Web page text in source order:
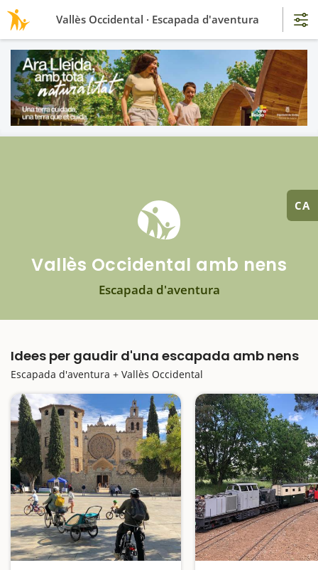
CA
Vallès Occidental amb nens
Escapada d'aventura
Idees per gaudir d'una escapada amb nens
Escapada d'aventura + Vallès Occidental
Vallès Occidental · Escapada d'aventura